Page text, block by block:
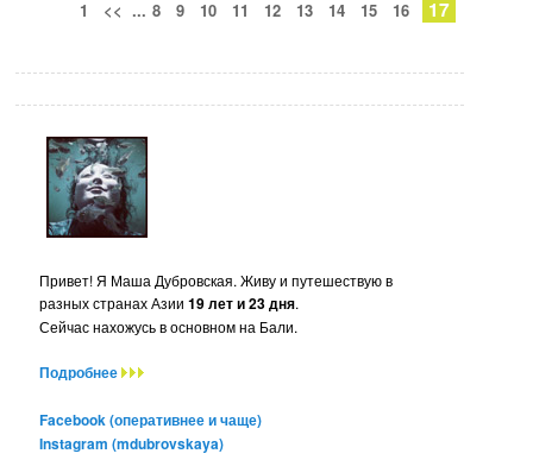
1 << ... 8 9 10 11 12 13 14 15 16 17
Привет! Я Маша Дубровская. Живу и путешествую в
разных странах Азии19 лет и 23 дня.
Сейчас нахожусь в основном на Бали.
Подробнее
Facebook (оперативнее и чаще)
Instagram (mdubrovskaya)